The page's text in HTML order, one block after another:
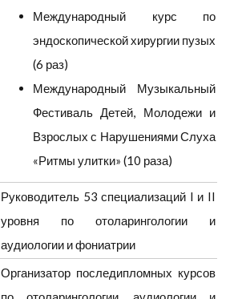
Международный курс по
эндоскопической хирургии пузых
(6 раз)
Международный Музыкальный
Фестиваль Детей, Молодежи и
Взрослых с Нарушениями Слуха
«Ритмы улитки» (10 раза)
Руководитель 53 специализаций I и II
уровня по отоларингологии и
аудиологии и фониатрии
Организатор последипломных курсов